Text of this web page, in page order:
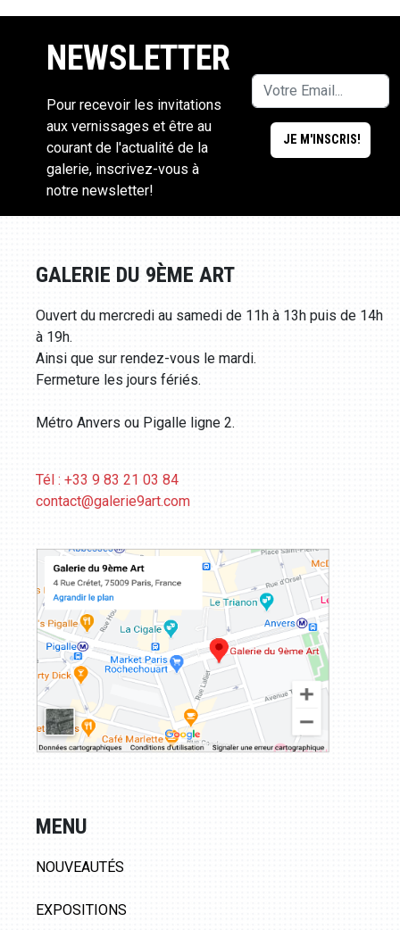
NEWSLETTER
Pour recevoir les invitations
aux vernissages et être au
courant de l'actualité de la
galerie, inscrivez-vous à
notre newsletter!
GALERIE DU 9ÈME ART
Ouvert du mercredi au samedi de 11h à 13h puis de 14h
à 19h.
Ainsi que sur rendez-vous le mardi.
Fermeture les jours fériés.
Métro Anvers ou Pigalle ligne 2.
Tél : +33 9 83 21 03 84
contact@galerie9art.com
MENU
NOUVEAUTÉS
EXPOSITIONS